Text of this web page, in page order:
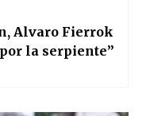
Alvaro Fierrok
la serpiente”